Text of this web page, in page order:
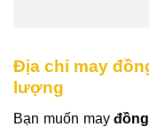
Địa chỉ may
lượng
Bạn muốn may